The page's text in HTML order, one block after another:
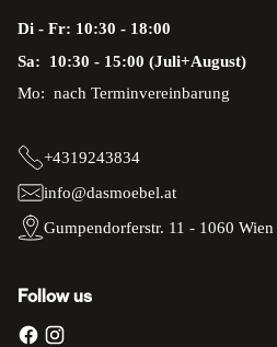
Di - Fr: 10:30 - 18:00
Sa: 10:30 - 15:00 (Juli+August)
Mo: nach Terminvereinbarung
+4319243834
info@dasmoebel.at
Gumpendorferstr. 11 - 1060 Wien
Follow us